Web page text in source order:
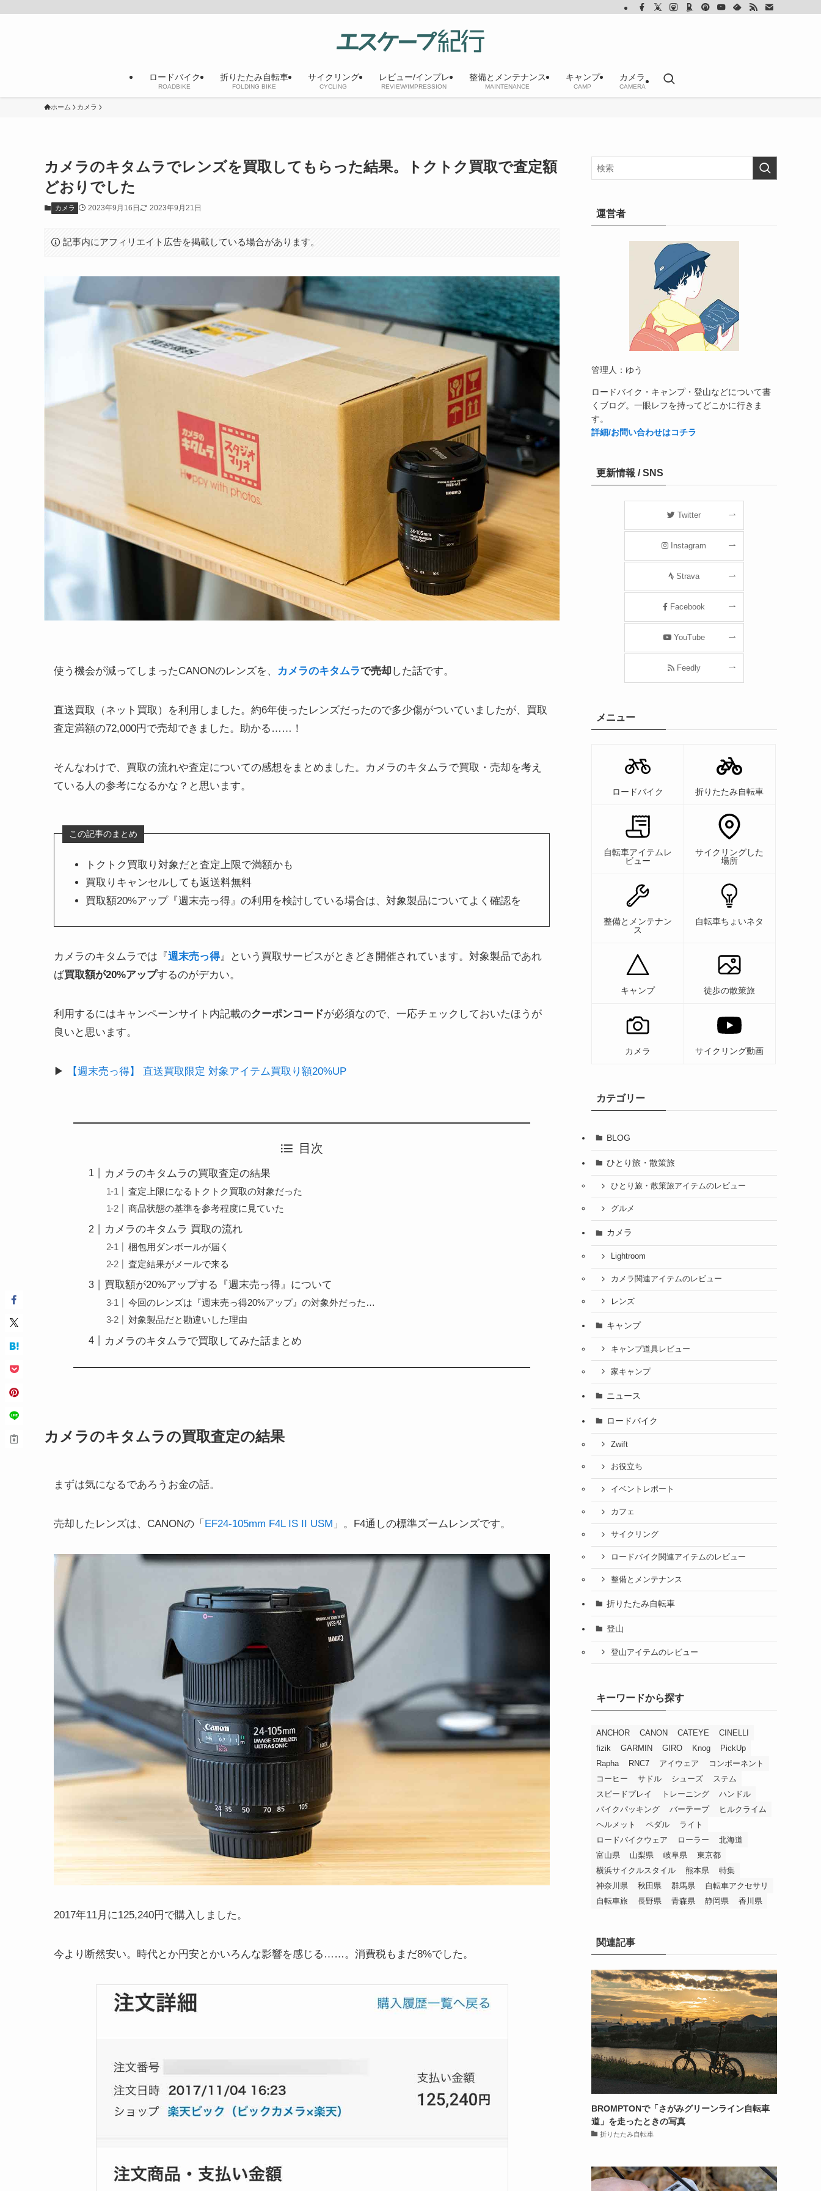
ロードバイク
ROADBIKE
折りたたみ自転車
FOLDING BIKE
サイクリング
CYCLING
レビュー/インプレ
REVIEW/IMPRESSION
整備とメンテナンス
MAINTENANCE
キャンプ
CAMP
カメラ
CAMERA
ホーム カメラ
カメラのキタムラでレンズを買取してもらった結果。トクトク買取で査定額
どおりでした
カメラ 2023年9月16日 2023年9月21日
記事内にアフィリエイト広告を掲載している場合があります。
使う機会が減ってしまったCANONのレンズを、 カメラのキタムラで売却した話です。
直送買取（ネット買取）を利用しました。約6年使ったレンズだったので多少傷がついていましたが、買取
査定満額の72,000円で売却できました。助かる……！
そんなわけで、買取の流れや査定についての感想をまとめました。カメラのキタムラで買取・売却を考え
ている人の参考になるかな？と思います。
この記事のまとめ
トクトク買取り対象だと査定上限で満額かも
買取りキャンセルしても返送料無料
買取額20%アップ『週末売っ得』の利用を検討している場合は、対象製品についてよく確認を
カメラのキタムラでは『 週末売っ得』という買取サービスがときどき開催されています。対象製品であれ
ば買取額が20%アップするのがデカい。
利用するにはキャンペーンサイト内記載のクーポンコードが必須なので、一応チェックしておいたほうが
良いと思います。
▶ 【週末売っ得】 直送買取限定 対象アイテム買取り額20%UP
目次
カメラのキタムラの買取査定の結果
査定上限になるトクトク買取の対象だった
商品状態の基準を参考程度に見ていた
カメラのキタムラ 買取の流れ
梱包用ダンボールが届く
査定結果がメールで来る
買取額が20%アップする『週末売っ得』について
今回のレンズは『週末売っ得20%アップ』の対象外だった…
対象製品だと勘違いした理由
カメラのキタムラで買取してみた話まとめ
カメラのキタムラの買取査定の結果
まずは気になるであろうお金の話。
売却したレンズは、CANONの「 EF24-105mm F4L IS II USM 」。F4通しの標準ズームレンズです。
2017年11月に125,240円で購入しました。
今より断然安い。時代とか円安とかいろんな影響を感じる……。消費税もまだ8%でした。
運営者
管理人：ゆう
ロードバイク・キャンプ・登山などについて書
くブログ。一眼レフを持ってどこかに行きま
す。
詳細/お問い合わせはコチラ
更新情報 / SNS
Twitter
Instagram
Strava
Facebook
YouTube
Feedly
メニュー
ロードバイク 折りたたみ自転車
自転車アイテムレ
ビュー
サイクリングした
場所
整備とメンテナン
ス
自転車ちょいネタ
キャンプ 徒歩の散策旅
カメラ サイクリング動画
カテゴリー
BLOG
ひとり旅・散策旅
ひとり旅・散策旅アイテムのレビュー
グルメ
カメラ
Lightroom
カメラ関連アイテムのレビュー
レンズ
キャンプ
キャンプ道具レビュー
家キャンプ
ニュース
ロードバイク
Zwift
お役立ち
イベントレポート
カフェ
サイクリング
ロードバイク関連アイテムのレビュー
整備とメンテナンス
折りたたみ自転車
登山
登山アイテムのレビュー
キーワードから探す
ANCHOR CANON CATEYE
CINELLI
fizik
GARMIN GIRO Knog
PickUp
Rapha
RNC7 アイウェア
コンポーネント
コーヒー
サドル シューズ
ステム
スピードプレイ
トレーニング
ハンドル
バイクパッキング
バーテープ
ヒルクライム
ヘルメット
ペダル
ライト
ロードバイクウェア
ローラー
北海道
富山県
山梨県 岐阜県
東京都
横浜サイクルスタイル
熊本県
特集
神奈川県
秋田県 群馬県
自転車アクセサリ
自転車旅
長野県 青森県 静岡県 香川県
関連記事
BROMPTONで「さがみグリーンライン自転車
道」を走ったときの写真
折りたたみ自転車